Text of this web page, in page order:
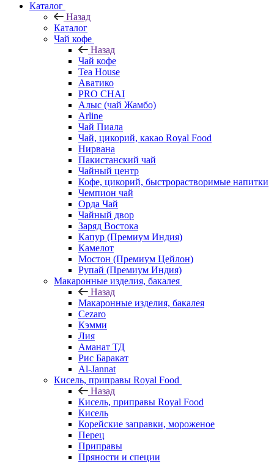
Каталог
Назад
Каталог
Чай кофе
Назад
Чай кофе
Tea House
Аватико
PRO CHAI
Алыс (чай Жамбо)
Arline
Чай Пиала
Чай, цикорий, какао Royal Food
Нирвана
Пакистанский чай
Чайный центр
Кофе, цикорий, быстрорастворимые напитки
Чемпион чай
Орда Чай
Чайный двор
Заряд Востока
Капур (Премиум Индия)
Камелот
Мостон (Премиум Цейлон)
Рупай (Премиум Индия)
Макаронные изделия, бакалея
Назад
Макаронные изделия, бакалея
Cezaro
Кэмми
Лия
Аманат ТД
Рис Баракат
Al-Jannat
Кисель, приправы Royal Food
Назад
Кисель, приправы Royal Food
Кисель
Корейские заправки, мороженое
Перец
Приправы
Пряности и специи